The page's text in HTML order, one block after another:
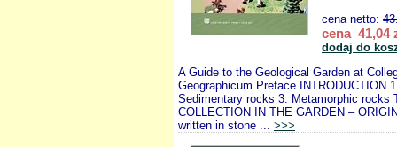
cena netto:
cena 41,04
dodaj do
A Guide to the Geological Garden at
Geographicum Preface INTRODUCTION
Sedimentary rocks 3. Metamorphic rocks
COLLECTION IN THE GARDEN –
written in stone ... >>>